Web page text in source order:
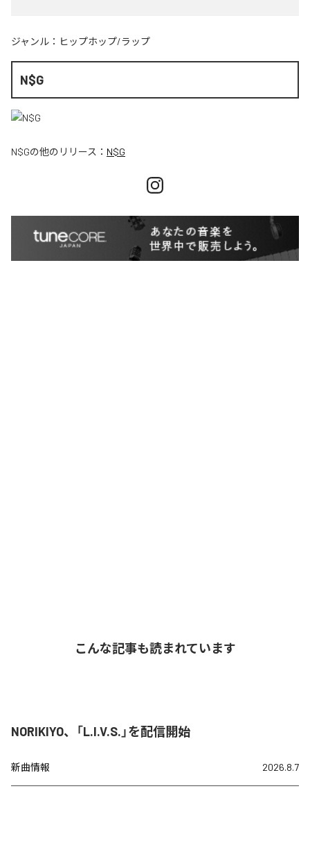
ジャンル： ヒップホップ/ラップ
N$G
N$Gの他のリリース： N$G
こんな記事も読まれています
NORIKIYO、「L.I.V.S.」を配信開始
新曲情報 2026.8.7